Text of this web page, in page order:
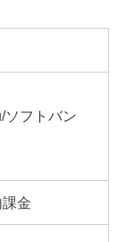
ソフトバン
金